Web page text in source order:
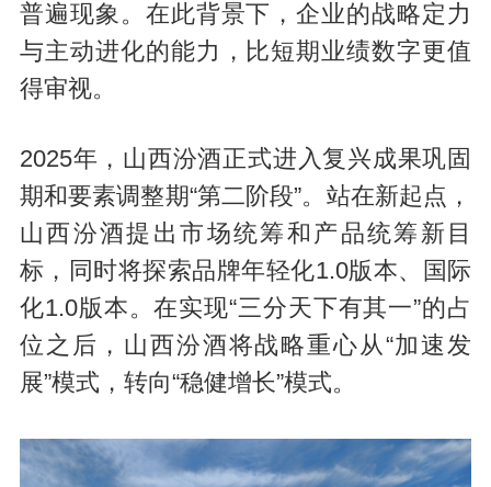
普遍现象。在此背景下，企业的战略定力
与主动进化的能力，比短期业绩数字更值
得审视。
2025年，山西汾酒正式进入复兴成果巩固
期和要素调整期“第二阶段”。站在新起点，
山西汾酒提出市场统筹和产品统筹新目
标，同时将探索品牌年轻化1.0版本、国际
化1.0版本。在实现“三分天下有其一”的占
位之后，山西汾酒将战略重心从“加速发
展”模式，转向“稳健增长”模式。